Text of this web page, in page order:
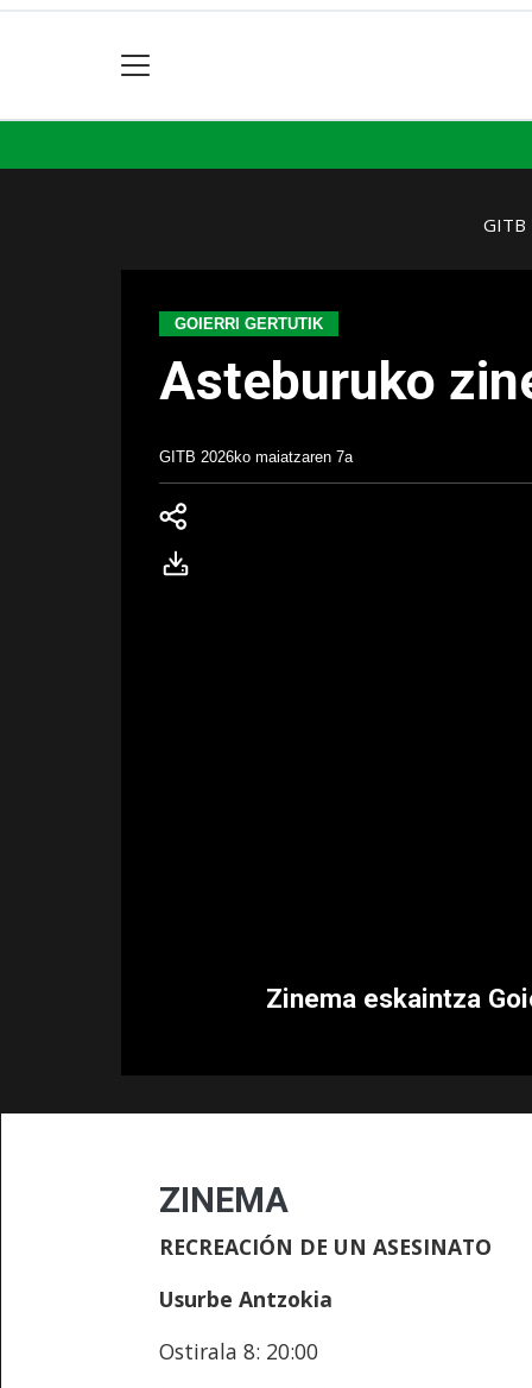
GITB
GOIERRI GERTUTIK
Asteburuko
GITB 2026ko maiatzaren 7a
Zinema eskaintza
ZINEMA
RECREACIÓN DE UN ASESINATO
Usurbe Antzokia
Ostirala 8: 20:00